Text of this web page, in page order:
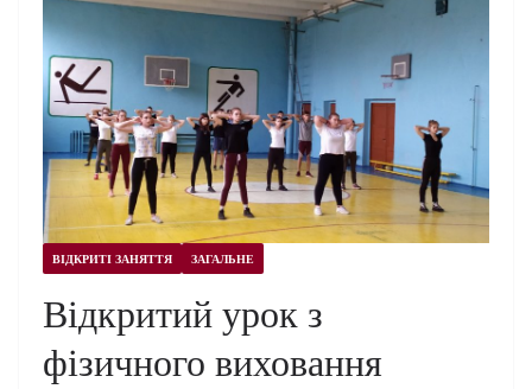
ВІДКРИТІ ЗАНЯТТЯ ЗАГАЛЬНЕ
Відкритий урок з
фізичного виховання